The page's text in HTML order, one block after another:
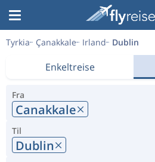
Tyrkia Çanakkale Irland Dublin
Enkeltreise
Fra
Canakkale
Til
Dublin